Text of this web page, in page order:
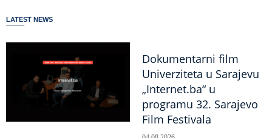
LATEST NEWS
Dokumentarni film
Univerziteta u Sarajevu
„Internet.ba“ u
programu 32. Sarajevo
Film Festivala